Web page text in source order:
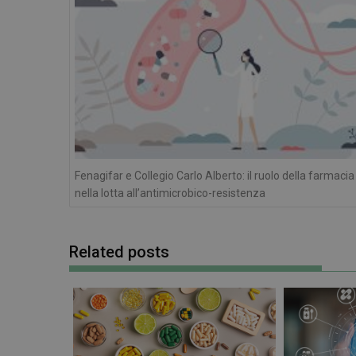
Fenagifar e Collegio Carlo Alberto: il ruolo della farmacia
nella lotta all’antimicrobico-resistenza
Related posts
NOME
YSC
VISITOR_INFO1_LIVE
__Secure-
__Secure-YNID